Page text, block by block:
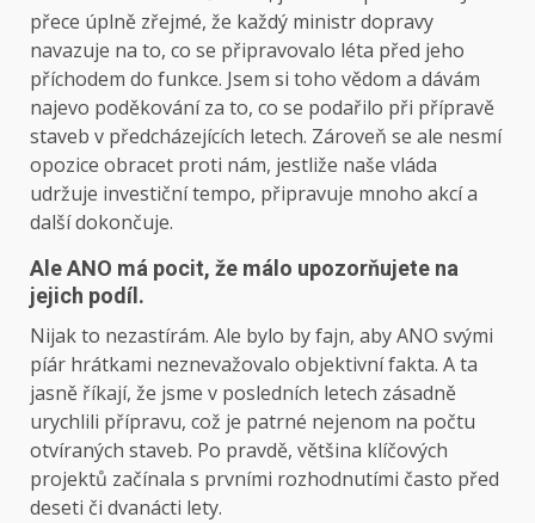
přece úplně zřejmé, že každý ministr dopravy
navazuje na to, co se připravovalo léta před jeho
příchodem do funkce. Jsem si toho vědom a dávám
najevo poděkování za to, co se podařilo při přípravě
staveb v předcházejících letech. Zároveň se ale nesmí
opozice obracet proti nám, jestliže naše vláda
udržuje investiční tempo, připravuje mnoho akcí a
další dokončuje.
Ale ANO má pocit, že málo upozorňujete na
jejich podíl.
Nijak to nezastírám. Ale bylo by fajn, aby ANO svými
píár hrátkami neznevažovalo objektivní fakta. A ta
jasně říkají, že jsme v posledních letech zásadně
urychlili přípravu, což je patrné nejenom na počtu
otvíraných staveb. Po pravdě, většina klíčových
projektů začínala s prvními rozhodnutími často před
deseti či dvanácti lety.